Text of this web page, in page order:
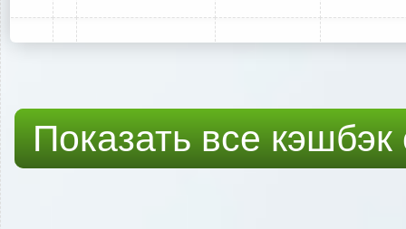
Показать все